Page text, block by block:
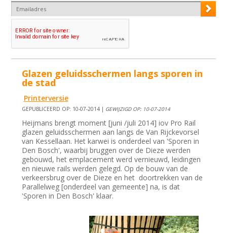
Glazen geluidsschermen langs sporen in
de stad
Printerversie
GEPUBLICEERD OP: 10-07-2014 | GEWIJZIGD OP: 10-07-2014
Heijmans brengt moment [juni /juli 2014] iov Pro Rail
glazen geluidsschermen aan langs de Van Rijckevorsel
van Kessellaan. Het karwei is onderdeel van 'Sporen in
Den Bosch', waarbij bruggen over de Dieze werden
gebouwd, het emplacement werd vernieuwd, leidingen
en nieuwe rails werden gelegd. Op de bouw van de
verkeersbrug over de Dieze en het doortrekken van de
Parallelweg [onderdeel van gemeente] na, is dat
'Sporen in Den Bosch' klaar.